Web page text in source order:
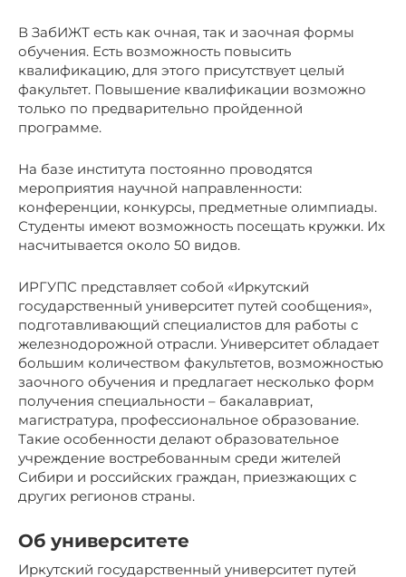
В ЗабИЖТ есть как очная, так и заочная формы
обучения. Есть возможность повысить
квалификацию, для этого присутствует целый
факультет. Повышение квалификации возможно
только по предварительно пройденной
программе.
На базе института постоянно проводятся
мероприятия научной направленности:
конференции, конкурсы, предметные олимпиады.
Студенты имеют возможность посещать кружки. Их
насчитывается около 50 видов.
ИРГУПС представляет собой «Иркутский
государственный университет путей сообщения»,
подготавливающий специалистов для работы с
железнодорожной отрасли. Университет обладает
большим количеством факультетов, возможностью
заочного обучения и предлагает несколько форм
получения специальности – бакалавриат,
магистратура, профессиональное образование.
Такие особенности делают образовательное
учреждение востребованным среди жителей
Сибири и российских граждан, приезжающих с
других регионов страны.
Об университете
Иркутский государственный университет путей